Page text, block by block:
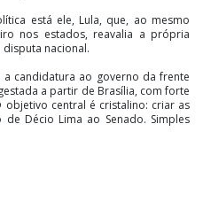
está ele, Lula, que, ao mesmo
nos estados, reavalia a própria
nacional.
candidatura ao governo da frente
a partir de Brasília, com forte
objetivo central é cristalino: criar as
Décio Lima ao Senado. Simples